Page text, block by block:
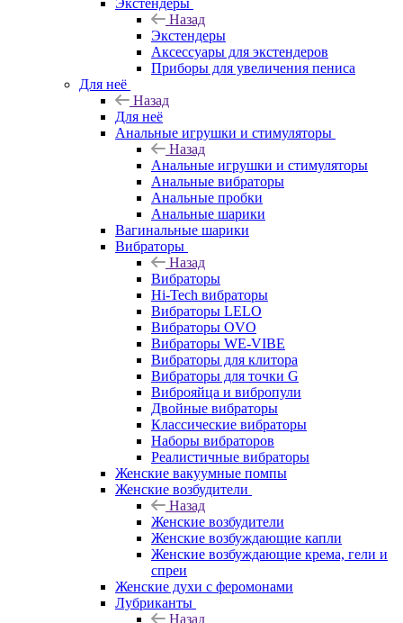
Экстендеры
Назад
Экстендеры
Аксессуары для экстендеров
Приборы для увеличения пениса
Для неё
Назад
Для неё
Анальные игрушки и стимуляторы
Назад
Анальные игрушки и стимуляторы
Анальные вибраторы
Анальные пробки
Анальные шарики
Вагинальные шарики
Вибраторы
Назад
Вибраторы
Hi-Tech вибраторы
Вибраторы LELO
Вибраторы OVO
Вибраторы WE-VIBE
Вибраторы для клитора
Вибраторы для точки G
Виброяйца и вибропули
Двойные вибраторы
Классические вибраторы
Наборы вибраторов
Реалистичные вибраторы
Женские вакуумные помпы
Женские возбудители
Назад
Женские возбудители
Женские возбуждающие капли
Женские возбуждающие крема, гели и
спреи
Женские духи с феромонами
Лубриканты
Назад